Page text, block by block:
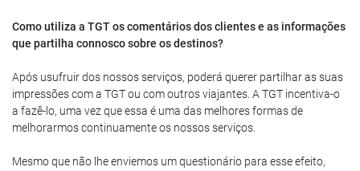
Como utiliza a TGT os comentários dos clientes e as informações
que partilha connosco sobre os destinos?
Após usufruir dos nossos serviços, poderá querer partilhar as suas
impressões com a TGT ou com outros viajantes. A TGT incentiva-o
a fazê-lo, uma vez que essa é uma das melhores formas de
melhorarmos continuamente os nossos serviços.
Mesmo que não lhe enviemos um questionário para esse efeito,